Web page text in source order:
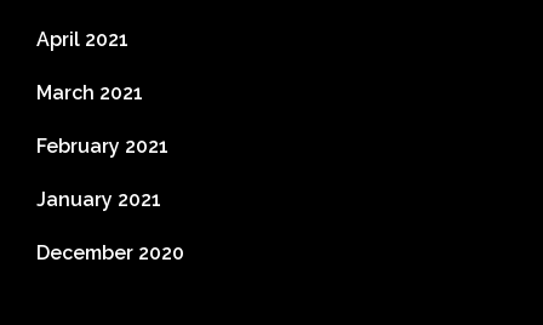
April 2021
March 2021
February 2021
January 2021
December 2020